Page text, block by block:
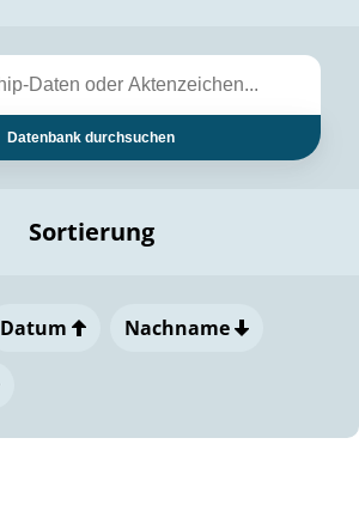
Datenbank durchsuchen
Sortierung
Datum Nachname